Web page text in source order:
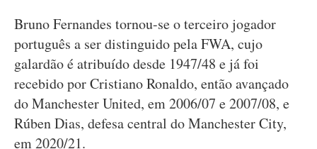
Bruno Fernandes tornou-se o terceiro jogador
português a ser distinguido pela FWA, cujo
galardão é atribuído desde 1947/48 e já foi
recebido por Cristiano Ronaldo, então avançado
do Manchester United, em 2006/07 e 2007/08, e
Rúben Dias, defesa central do Manchester City,
em 2020/21.